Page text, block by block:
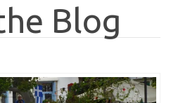
Blog